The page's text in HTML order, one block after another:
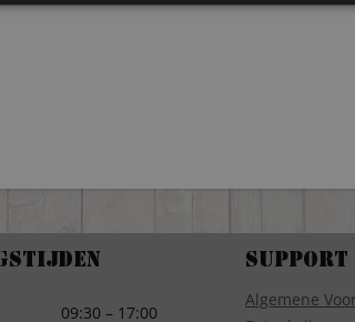
09:30 – 17:00
Support
Algemene